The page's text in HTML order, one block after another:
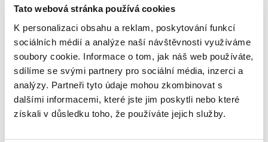
Tato webová stránka používá cookies
K personalizaci obsahu a reklam, poskytování funkcí
sociálních médií a analýze naší návštěvnosti využíváme
soubory cookie. Informace o tom, jak náš web používáte,
sdílíme se svými partnery pro sociální média, inzerci a
analýzy. Partneři tyto údaje mohou zkombinovat s
dalšími informacemi, které jste jim poskytli nebo které
získali v důsledku toho, že používáte jejich služby.
Lubomír Beneš
Lubomír Beneš